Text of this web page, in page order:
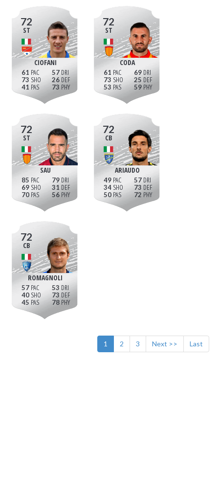
72
ST
CIOFANI
61
73
41
57
26
73
72
ST
CODA
61
73
53
69
25
59
72
ST
SAU
85
69
70
79
31
56
72
CB
ARIAUDO
49
34
50
57
73
72
72
CB
ROMAGNOLI
57
40
45
53
73
78
1 2 3 Next >> Last